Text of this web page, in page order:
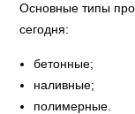
Основные типы
сегодня:
бетонные;
наливные;
полимерные.